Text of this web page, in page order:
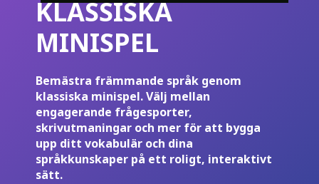
KLASSISKA
MINISPEL
Bemästra främmande språk genom
klassiska minispel. Välj mellan
engagerande frågesporter,
skrivutmaningar och mer för att bygga
upp ditt vokabulär och dina
språkkunskaper på ett roligt, interaktivt
sätt.